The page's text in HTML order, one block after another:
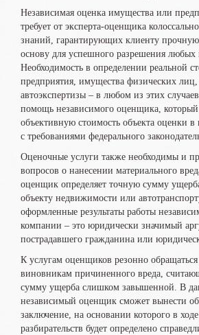
Независимая оценка имущества или
требует от эксперта-оценщика
знаний, гарантирующих клиенту
основу для успешного разрешения любых
Необходимость в определении реальной
предприятия, имущества физических
автоэкспертизы – в любом из этих
помощь независимого оценщика,
объективную стоимость объекта оценки в
с требованиями федерального
Оценочные услуги также необходимы и
вопросов о нанесении материального
оценщик определяет точную сумму
объекту недвижимости или
оформленные результаты работы
компании – это юридически значимый
пострадавшего гражданина или
К услугам оценщиков резонно
виновникам причиненного вреда,
сумму ущерба слишком завышенной. В
независимый оценщик сможет вынести
заключение, на основании которого в
разбирательств будет определено